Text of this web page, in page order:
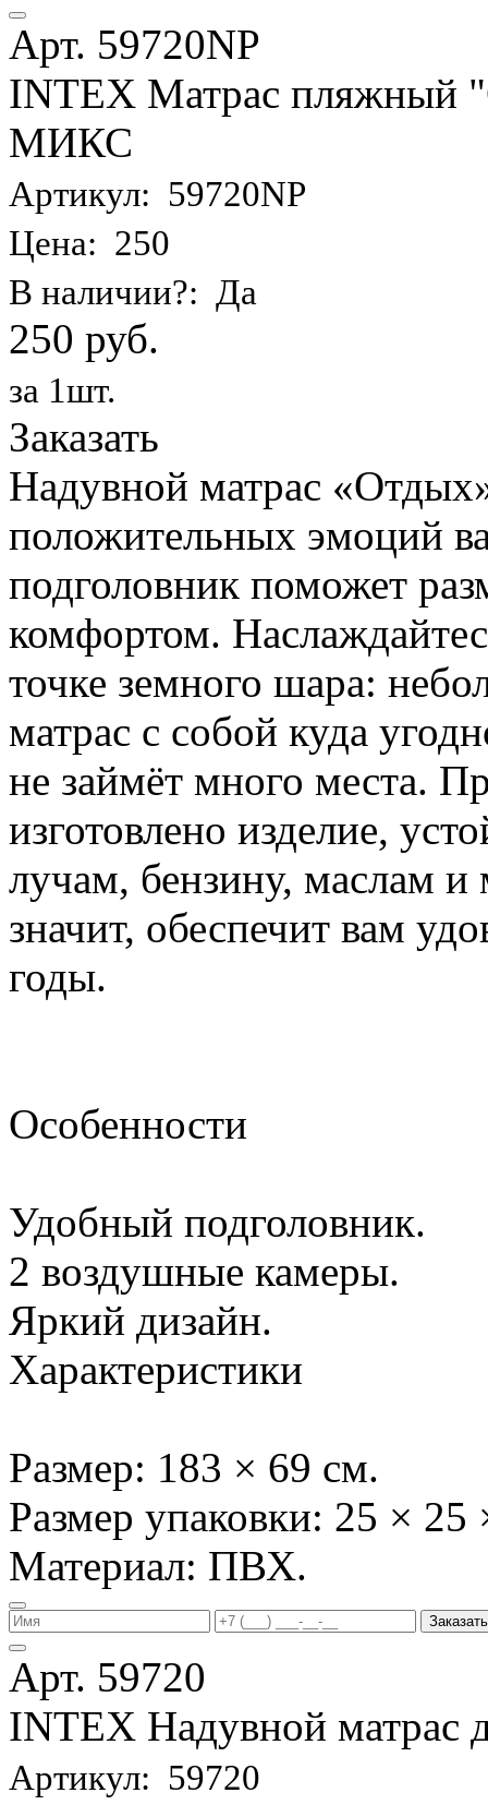
Арт. 59720NP
INTEX Матрас пляжный
МИКС
Артикул: 59720NP
Цена: 250
В наличии?: Да
250 руб.
за 1шт.
Заказать
Надувной матрас
положительных эмоций
подголовник поможет
комфортом.
точке земного шара:
матрас с собой куда
не займёт много места.
изготовлено изделие,
лучам, бензину, маслам
значит, обеспечит вам
годы.
Особенности
Удобный подголовник.
2 воздушные камеры.
Яркий дизайн.
Характеристики
Размер: 183 × 69 см.
Размер упаковки: 25 × 25
Материал: ПВХ.
Заказать
Арт. 59720
INTEX Надувной матрас
Артикул: 59720